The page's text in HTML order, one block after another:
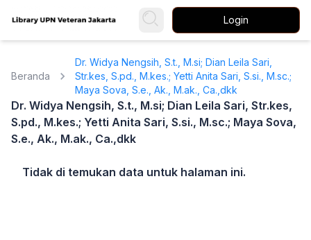
Login
Beranda
Dr. Widya Nengsih, S.t., M.si; Dian Leila Sari,
Str.kes, S.pd., M.kes.; Yetti Anita Sari, S.si., M.sc.;
Maya Sova, S.e., Ak., M.ak., Ca.,dkk
Dr. Widya Nengsih, S.t., M.si; Dian Leila Sari, Str.kes,
S.pd., M.kes.; Yetti Anita Sari, S.si., M.sc.; Maya Sova,
S.e., Ak., M.ak., Ca.,dkk
Tidak di temukan data untuk halaman ini.